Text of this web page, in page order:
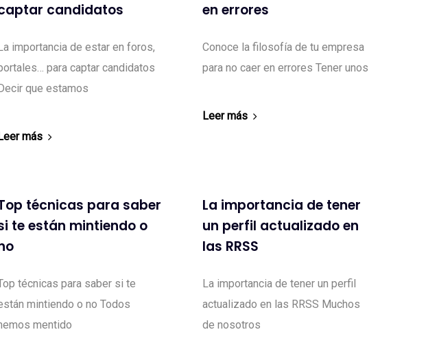
candidatos
importancia de estar en foros,
para captar candidatos
que estamos
más
en errores
Conoce la filosofía de tu empresa
para no caer en errores Tener unos
Leer más
técnicas para saber
te están mintiendo o
técnicas para saber si te
mintiendo o no Todos
mentido
La importancia de tener
un perfil actualizado en
las RRSS
La importancia de tener un perfil
actualizado en las RRSS Muchos
de nosotros